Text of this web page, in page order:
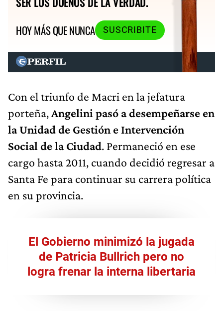
HOY MÁS QUE NUNCA
SUSCRIBITE
Con el triunfo de Macri en la jefatura
porteña,Angelini pasó a desempeñarse en
la Unidad de Gestión e Intervención
Social de la Ciudad. Permaneció en ese
cargo hasta 2011, cuando decidió regresar a
Santa Fe para continuar su carrera política
en su provincia.
El Gobierno minimizó la jugada
de Patricia Bullrich pero no
logra frenar la interna libertaria